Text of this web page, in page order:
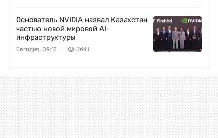
Основатель NVIDIA назвал Казахстан
частью новой мировой AI-
инфраструктуры
Сегодня, 09:12 3641